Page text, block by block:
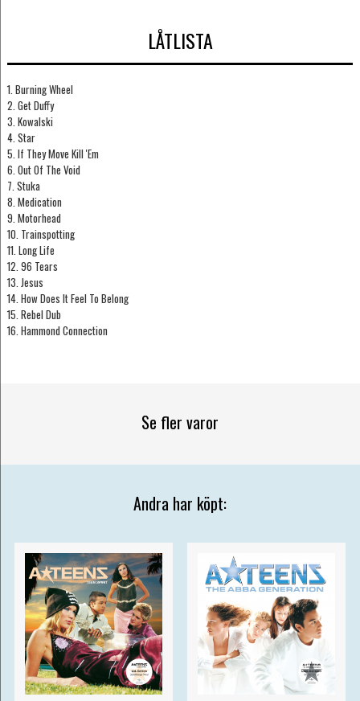
LÅTLISTA
1. Burning Wheel
2. Get Duffy
3. Kowalski
4. Star
5. If They Move Kill 'Em
6. Out Of The Void
7. Stuka
8. Medication
9. Motorhead
10. Trainspotting
11. Long Life
12. 96 Tears
13. Jesus
14. How Does It Feel To Belong
15. Rebel Dub
16. Hammond Connection
Se fler varor
Andra har köpt: